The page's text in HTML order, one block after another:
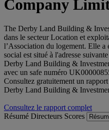
Company
The Derby Land Building &
dans le secteur Location et
l’Association du logement. Elle a
social est situé à l'adresse
Derby Land Building &
avec un safe numéro
Consultez gratuitement un
Derby Land Building &
Consultez le rapport complet
Résumé Directeurs Scores